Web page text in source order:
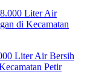
Liter Air Bersih
Petir